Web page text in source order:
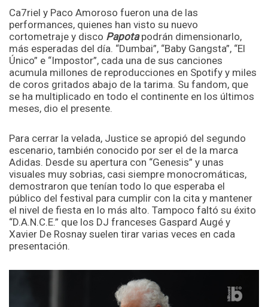
Ca7riel y Paco Amoroso fueron una de las
performances, quienes han visto su nuevo
cortometraje y disco Papotapodrán dimensionarlo,
más esperadas del día. “Dumbai”, “Baby Gangsta”, “El
Único” e “Impostor”, cada una de sus canciones
acumula millones de reproducciones en Spotify y miles
de coros gritados abajo de la tarima. Su fandom, que
se ha multiplicado en todo el continente en los últimos
meses, dio el presente.
Para cerrar la velada, Justice se apropió del segundo
escenario, también conocido por ser el de la marca
Adidas. Desde su apertura con “Genesis” y unas
visuales muy sobrias, casi siempre monocromáticas,
demostraron que tenían todo lo que esperaba el
público del festival para cumplir con la cita y mantener
el nivel de fiesta en lo más alto. Tampoco faltó su éxito
“D.A.N.C.E.” que los DJ franceses Gaspard Augé y
Xavier De Rosnay suelen tirar varias veces en cada
presentación.